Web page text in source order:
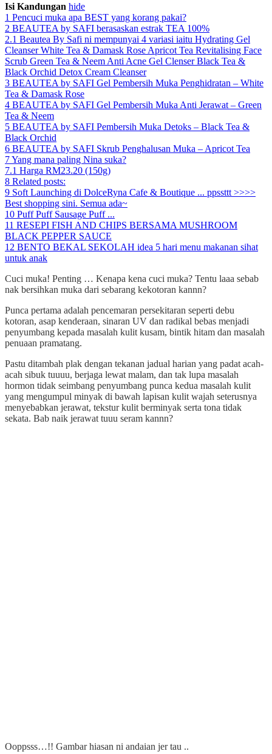
Isi Kandungan hide
1 Pencuci muka apa BEST yang korang pakai?
2 BEAUTEA by SAFI berasaskan estrak TEA 100%
2.1 Beautea By Safi ni mempunyai 4 variasi iaitu Hydrating Gel
Cleanser White Tea & Damask Rose Apricot Tea Revitalising Face
Scrub Green Tea & Neem Anti Acne Gel Clenser Black Tea &
Black Orchid Detox Cream Cleanser
3 BEAUTEA by SAFI Gel Pembersih Muka Penghidratan – White
Tea & Damask Rose
4 BEAUTEA by SAFI Gel Pembersih Muka Anti Jerawat – Green
Tea & Neem
5 BEAUTEA by SAFI Pembersih Muka Detoks – Black Tea &
Black Orchid
6 BEAUTEA by SAFI Skrub Penghalusan Muka – Apricot Tea
7Yang mana paling Nina suka?
7.1 Harga RM23.20 (150g)
8 Related posts:
9 Soft Launching di DolceRyna Cafe & Boutique ... ppssttt >>>>
Best shopping sini. Semua ada~
10 Puff Puff Sausage Puff ...
11 RESEPI FISH AND CHIPS BERSAMA MUSHROOM
BLACK PEPPER SAUCE
12 BENTO BEKAL SEKOLAH idea 5 hari menu makanan sihat
untuk anak
Cuci muka! Penting … Kenapa kena cuci muka? Tentu laaa sebab
nak bersihkan muka dari sebarang kekotoran kannn?
Punca pertama adalah pencemaran persekitaran seperti debu
kotoran, asap kenderaan, sinaran UV dan radikal bebas menjadi
penyumbang kepada masalah kulit kusam, bintik hitam dan masalah
penuaan pramatang.
Pastu ditambah plak dengan tekanan jadual harian yang padat acah-
acah sibuk tuuuu, berjaga lewat malam, dan tak lupa masalah
hormon tidak seimbang penyumbang punca kedua masalah kulit
yang mengumpul minyak di bawah lapisan kulit wajah seterusnya
menyebabkan jerawat, tekstur kulit berminyak serta tona tidak
sekata. Bab naik jerawat tuuu seram kannn?
Ooppsss…!! Gambar hiasan ni andaian jer tau ..